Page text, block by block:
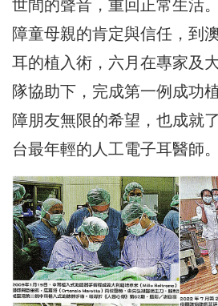
世間的聲音，重回正常生活
障童母親的肯定與信任，到
耳的植入術，六月在專家及
隊協助下，完成第一例成功
障朋友無限的希望，也成就
台最年輕的人工電子耳醫師。